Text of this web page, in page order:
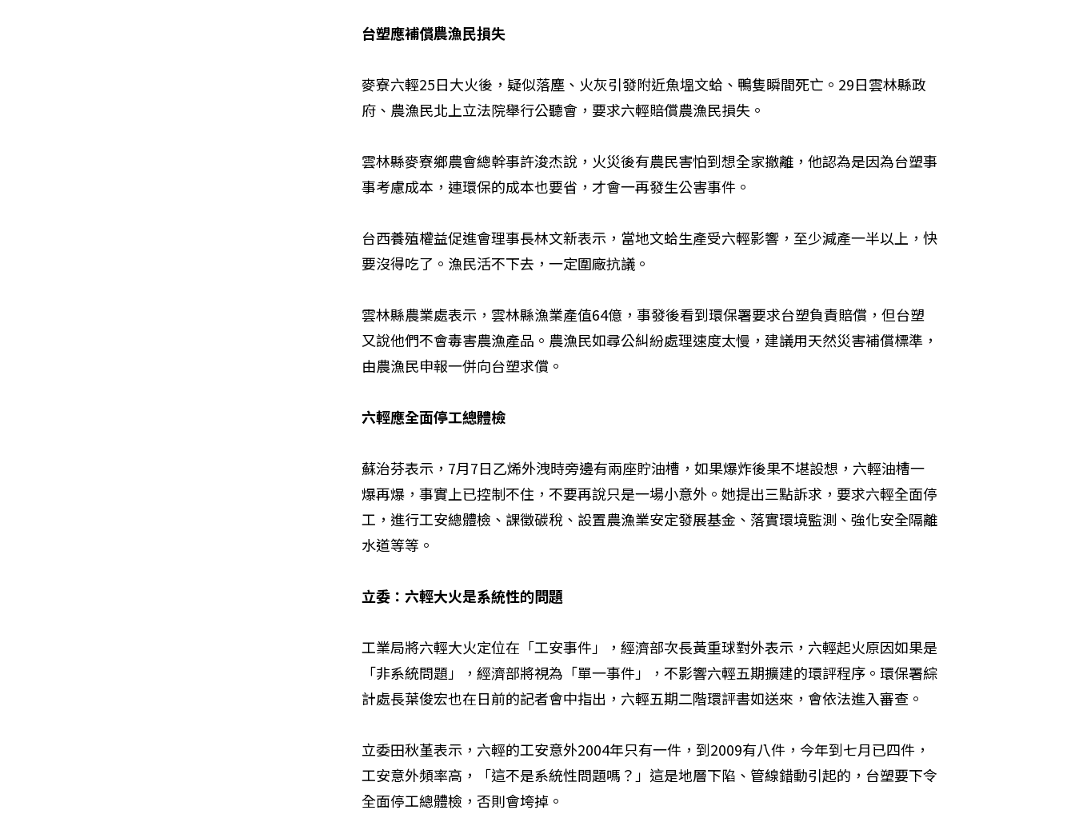
台塑應補償農漁民損失
麥寮六輕25日大火後，疑似落塵、火灰引發附近魚塭文蛤、鴨隻瞬間死亡。29日雲林縣政
府、農漁民北上立法院舉行公聽會，要求六輕賠償農漁民損失。
雲林縣麥寮鄉農會總幹事許浚杰說，火災後有農民害怕到想全家撤離，他認為是因為台塑事
事考慮成本，連環保的成本也要省，才會一再發生公害事件。
台西養殖權益促進會理事長林文新表示，當地文蛤生產受六輕影響，至少減產一半以上，快
要沒得吃了。漁民活不下去，一定圍廠抗議。
雲林縣農業處表示，雲林縣漁業產值64億，事發後看到環保署要求台塑負責賠償，但台塑
又說他們不會毒害農漁產品。農漁民如尋公糾紛處理速度太慢，建議用天然災害補償標準，
由農漁民申報一併向台塑求償。
六輕應全面停工總體檢
蘇治芬表示，7月7日乙烯外洩時旁邊有兩座貯油槽，如果爆炸後果不堪設想，六輕油槽一
爆再爆，事實上已控制不住，不要再說只是一場小意外。她提出三點訴求，要求六輕全面停
工，進行工安總體檢、課徵碳稅、設置農漁業安定發展基金、落實環境監測、強化安全隔離
水道等等。
立委：六輕大火是系統性的問題
工業局將六輕大火定位在「工安事件」，經濟部次長黃重球對外表示，六輕起火原因如果是
「非系統問題」，經濟部將視為「單一事件」，不影響六輕五期擴建的環評程序。環保署綜
計處長葉俊宏也在日前的記者會中指出，六輕五期二階環評書如送來，會依法進入審查。
立委田秋堇表示，六輕的工安意外2004年只有一件，到2009有八件，今年到七月已四件，
工安意外頻率高，「這不是系統性問題嗎？」這是地層下陷、管線錯動引起的，台塑要下令
全面停工總體檢，否則會垮掉。